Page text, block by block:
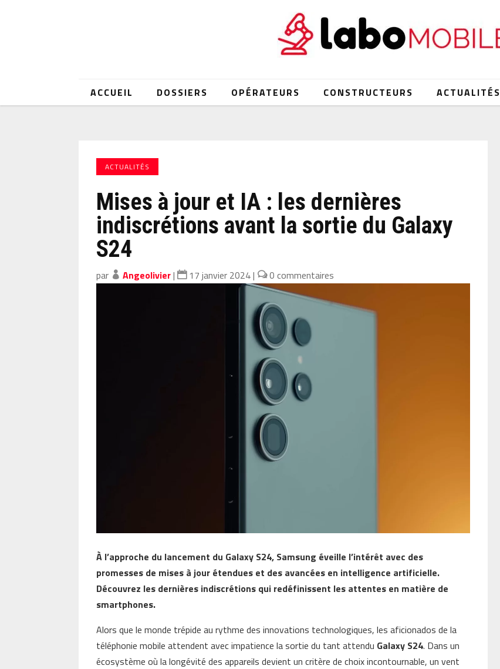
ACCUEIL DOSSIERS OPÉRATEURS CONSTRUCTEURS ACTUALITÉS
ACTUALITÉS
Mises à jour et IA : les dernières
indiscrétions avant la sortie du Galaxy
S24
par Angeolivier| 17 janvier 2024| 0 commentaires
À l’approche du lancement du Galaxy S24, Samsung éveille l’intérêt avec des
promesses de mises à jour étendues et des avancées en intelligence artificielle.
Découvrez les dernières indiscrétions qui redéfinissent les attentes en matière de
smartphones.
Alors que le monde trépide au rythme des innovations technologiques, les aficionados de la
téléphonie mobile attendent avec impatience la sortie du tant attendu Galaxy S24. Dans un
écosystème où la longévité des appareils devient un critère de choix incontournable, un vent